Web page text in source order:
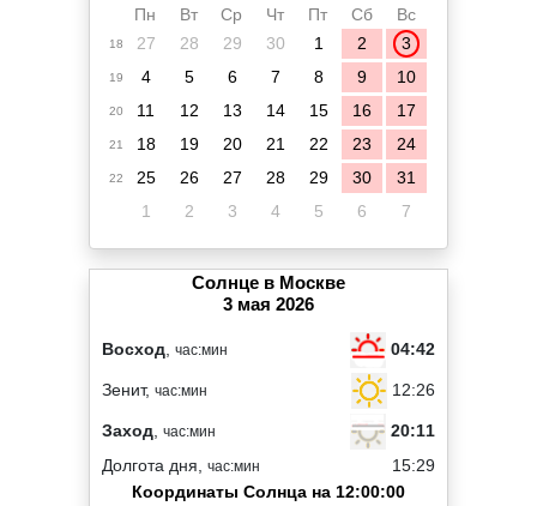
Пн Вт Ср Чт Пт Сб Вс
18 27 28 29 30 1 2 3
19 4 5 6 7 8 9 10
20 11 12 13 14 15 16 17
21 18 19 20 21 22 23 24
22 25 26 27 28 29 30
31
1
2 3 4 5 6 7
Солнце в Москве
3 мая 2026
Восход час:мин 04:42
Зенит, час:мин 12:26
Заход час:мин
20:11
Долгота дня, час:мин
15:29
Координаты Солнца на 12:00:00